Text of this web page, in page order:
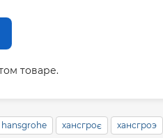
товаре.
hansgrohe хансгроє хансгроэ